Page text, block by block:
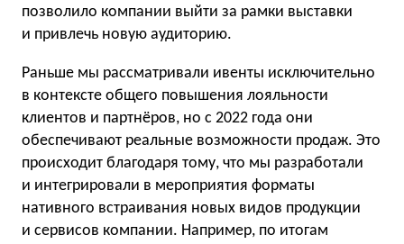
позволило компании выйти за рамки выставки
и привлечь новую аудиторию.
Раньше мы рассматривали ивенты исключительно
в контексте общего повышения лояльности
клиентов и партнёров, но с 2022 года они
обеспечивают реальные возможности продаж. Это
происходит благодаря тому, что мы разработали
и интегрировали в мероприятия форматы
нативного встраивания новых видов продукции
и сервисов компании. Например, по итогам